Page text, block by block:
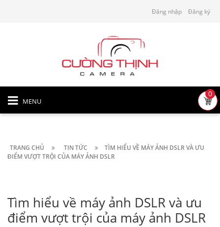
Đăng nhập Đăng ký
MENU
0
TRANG CHỦ TIN TỨC
TÌM HIỂU VỀ MÁY ẢNH DSLR VÀ ƯU
ĐIỂM VƯỢT TRỘI CỦA MÁY ẢNH DSLR
Tìm hiểu về máy ảnh DSLR và ưu
điểm vượt trội của máy ảnh DSLR